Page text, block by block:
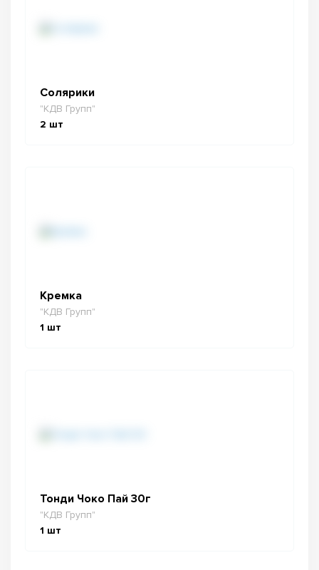
Солярики
"КДВ Групп"
2 шт
Кремка
"КДВ Групп"
1 шт
Тонди Чоко Пай 30г
"КДВ Групп"
1 шт